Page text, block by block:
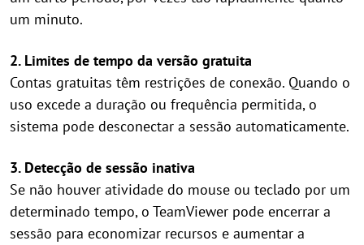
um minuto.
2. Limites de tempo da versão gratuita
Contas gratuitas têm restrições de conexão. Quando o
uso excede a duração ou frequência permitida, o
sistema pode desconectar a sessão automaticamente.
3. Detecção de sessão inativa
Se não houver atividade do mouse ou teclado por um
determinado tempo, o TeamViewer pode encerrar a
sessão para economizar recursos e aumentar a